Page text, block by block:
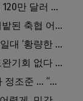
위조여권으로 미국 재입국한 추방 한인, 120만 달러 은행 사기 행각
[충격] “외국인 심판들에 성접대” … 쑥대밭된 축협 어디까지 추락하나
칙필레마저 문 닫았다 … 선셋·하이랜드 일대 ‘황량한 거리’로
[이민] 영주권 서류 빠지면 ‘즉시거부’, 보완기회 없다 … 이민심사 8월부터 확 바뀐다
트럼프, 한인 주지사 후보 홍 프란체스카 정조준 … “미치광이다”